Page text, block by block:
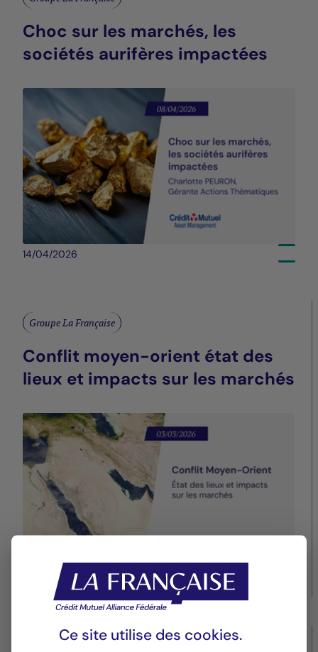
Choc sur les marchés, les
sociétés aurifères impactées
14/04/2026
Groupe La Française
Conflit moyen-orient état des
lieux et impacts sur les marchés
04/03/2026
Ce site utilise des cookies.